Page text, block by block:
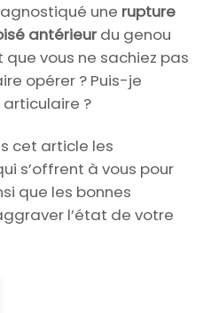
une rupture
antérieurdu genou
que vous ne sachiez pas
opérer ? Puis-je
?
cet article les
s’offrent à vous pour
que les bonnes
l’état de votre